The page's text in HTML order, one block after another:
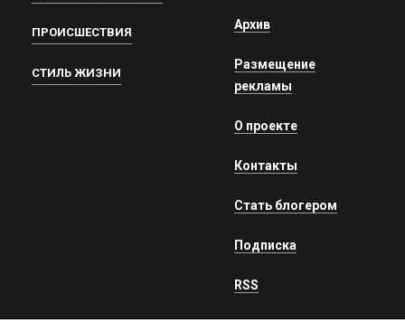
ПРОИСШЕСТВИЯ
СТИЛЬ ЖИЗНИ
Архив
Размещение
рекламы
О проекте
Контакты
Стать блогером
Подписка
RSS